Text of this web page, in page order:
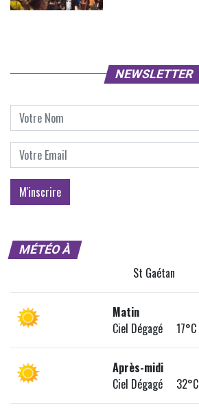
NEWSLETTER
MÉTÉO À
St Gaétan
Matin
Ciel Dégagé 17°C
Après-midi
Ciel Dégagé 32°C